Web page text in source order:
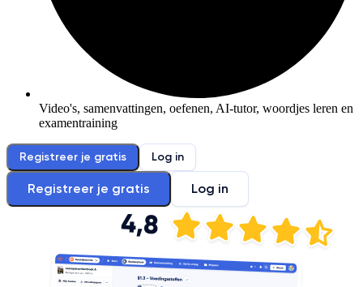
Video's, samenvattingen, oefenen, AI-tutor, woordjes leren en
examentraining
Registreer je gratis Log in
Registreer je gratis Log in